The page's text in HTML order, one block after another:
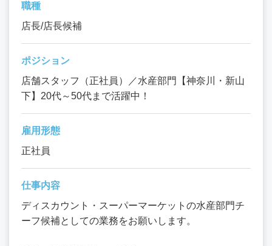
職種
店長/店長候補
ポジション
店舗スタッフ（正社員）／水産部門【神奈川・新山
下】20代～50代まで活躍中！
雇用形態
正社員
仕事内容
ディスカウント・スーパーマーケットの水産部門チ
ーフ候補としての業務をお願いします。